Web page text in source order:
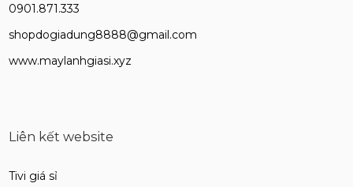
0901.871.333
shopdogiadung8888@gmail.com
www.maylanhgiasi.xyz
Liên kết website
Tivi giá sỉ